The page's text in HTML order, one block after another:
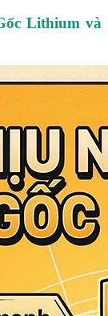
Lithium và